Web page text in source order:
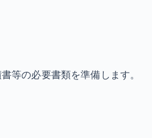
等の必要書類を準備します。